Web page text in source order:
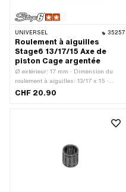
UNIVERSEL 35257
Roulement à aiguilles
Stage6 13/17/15 Axe de
piston Cage argentée
Ø extérieur: 17 mm · Dimension du
roulement à aiguilles: 13/17 x 15 ·
Largeur: 15 mm · Fabricant: Stage6 ·
CHF 20.90